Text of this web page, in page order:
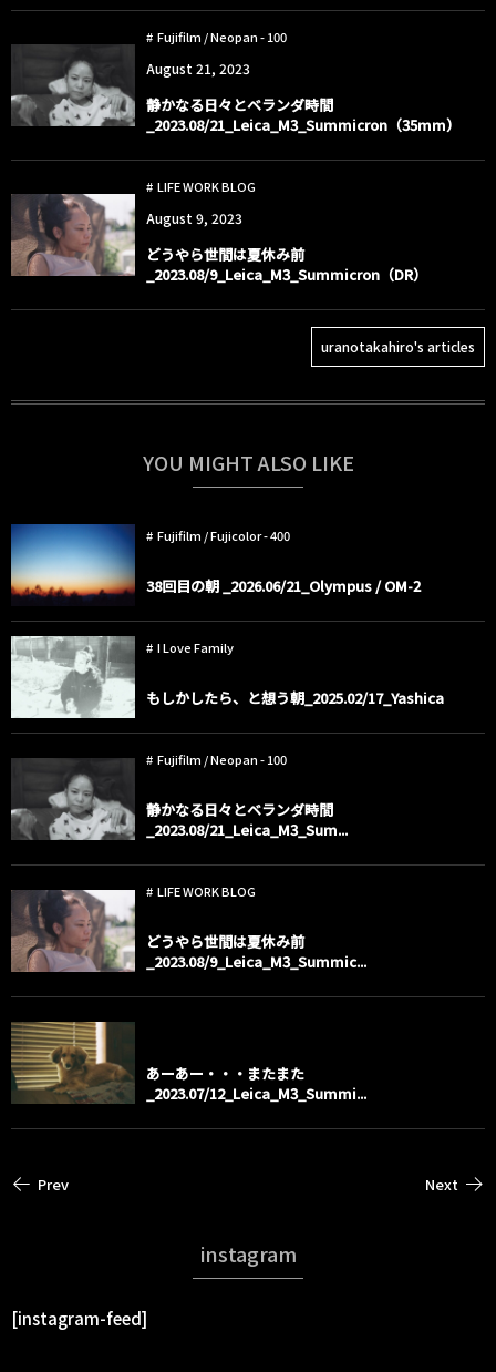
Fujifilm / Neopan - 100
August 21, 2023
静かなる日々とベランダ時間
_2023.08/21_Leica_M3_Summicron（35mm）
LIFE WORK BLOG
August 9, 2023
どうやら世間は夏休み前
_2023.08/9_Leica_M3_Summicron（DR）
uranotakahiro's articles
YOU MIGHT ALSO LIKE
Fujifilm / Fujicolor - 400
38回目の朝 _2026.06/21_Olympus / OM-2
I Love Family
もしかしたら、と想う朝_2025.02/17_Yashica
Fujifilm / Neopan - 100
静かなる日々とベランダ時間
_2023.08/21_Leica_M3_Sum...
LIFE WORK BLOG
どうやら世間は夏休み前
_2023.08/9_Leica_M3_Summic...
あーあー・・・またまた
_2023.07/12_Leica_M3_Summi...
Prev Next
instagram
[instagram-feed]